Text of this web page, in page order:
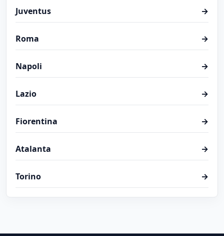
Juventus →
Roma →
Napoli →
Lazio →
Fiorentina →
Atalanta →
Torino →